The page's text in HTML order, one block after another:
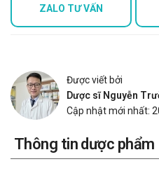
ZALO TƯ VẤN
Được viết bởi
Dược sĩ Nguyễn
Cập nhật mới nhất:
Thông tin dược phẩm